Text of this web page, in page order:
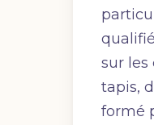
sur les
tapis,
formé